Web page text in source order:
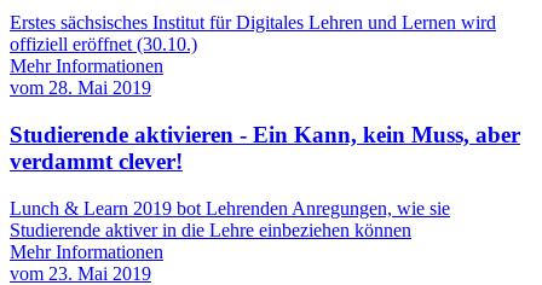
Erstes sächsisches Institut für Digitales Lehren und Lernen wird
offiziell eröffnet (30.10.)
Mehr Informationen
vom 28. Mai 2019
Studierende aktivieren - Ein Kann, kein Muss, aber
verdammt clever!
Lunch & Learn 2019 bot Lehrenden Anregungen, wie sie
Studierende aktiver in die Lehre einbeziehen können
Mehr Informationen
vom 23. Mai 2019